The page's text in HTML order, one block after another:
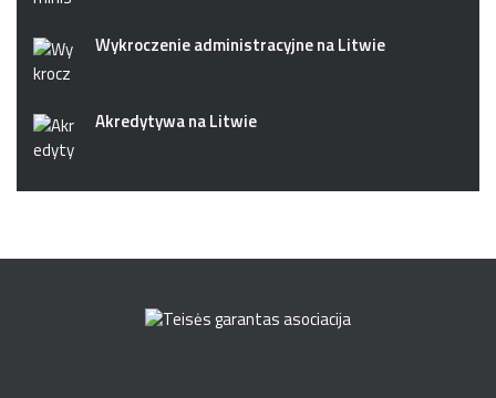
Wykroczenie administracyjne na Litwie
Akredytywa na Litwie